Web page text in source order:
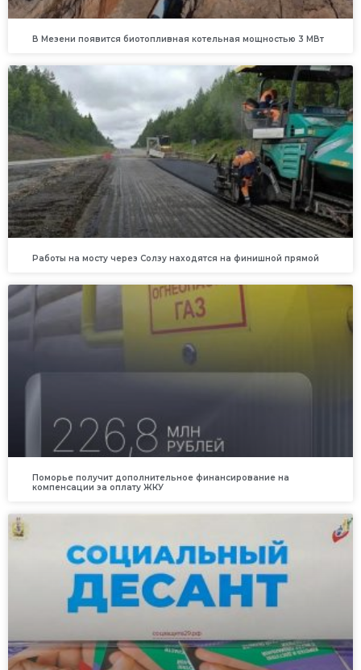
В Мезени появится биотопливная котельная мощностью 3 МВт
Работы на мосту через Солзу находятся на финишной прямой
Поморье получит дополнительное финансирование на
компенсации за оплату ЖКУ